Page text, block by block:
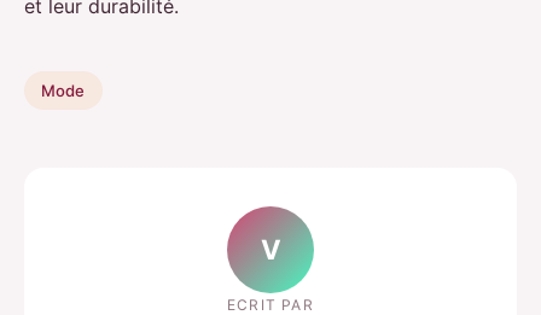
et leur durabilité.
Mode
V
ECRIT PAR